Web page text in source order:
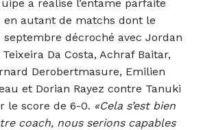
a réalisé l’entame parfaite
en autant de matchs dont le
décroché avec Jordan
Da Costa, Achraf Baitar,
Derobertmasure, Emilien
et Dorian Rayez contre Tanuki
le score de 6-0. «Cela s’est bien
coach, nous serions capables